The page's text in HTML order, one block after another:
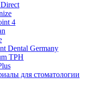
4
Dental Germany
TPH
для стоматологии